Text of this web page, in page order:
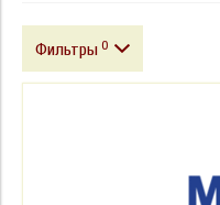
Фильтры 0